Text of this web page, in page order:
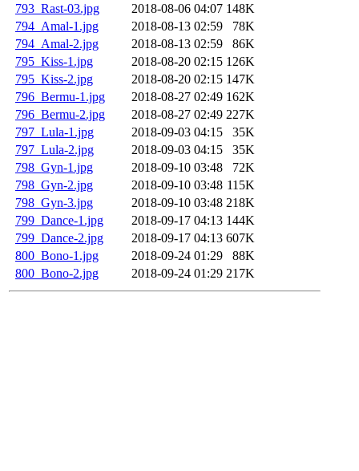
793_Rast-03.jpg
2018-08-06 04:07 148K
794_Amal-1.jpg
2018-08-13 02:59
78K
794_Amal-2.jpg
2018-08-13 02:59
86K
795_Kiss-1.jpg
2018-08-20 02:15 126K
795_Kiss-2.jpg
2018-08-20 02:15 147K
796_Bermu-1.jpg
2018-08-27 02:49 162K
796_Bermu-2.jpg
2018-08-27 02:49 227K
797_Lula-1.jpg
2018-09-03 04:15
35K
797_Lula-2.jpg
2018-09-03 04:15
35K
798_Gyn-1.jpg
2018-09-10 03:48
72K
798_Gyn-2.jpg
2018-09-10 03:48 115K
798_Gyn-3.jpg
2018-09-10 03:48 218K
799_Dance-1.jpg
2018-09-17 04:13 144K
799_Dance-2.jpg
2018-09-17 04:13 607K
800_Bono-1.jpg
2018-09-24 01:29
88K
800_Bono-2.jpg
2018-09-24 01:29 217K